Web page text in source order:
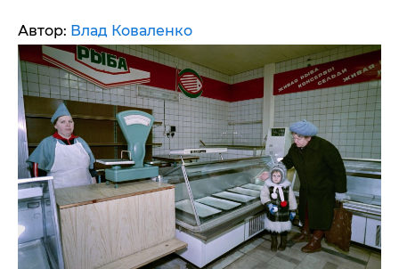
Автор: Влад Коваленко